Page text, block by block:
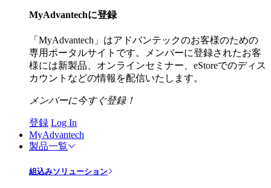
MyAdvantechに登録
「MyAdvantech」はアドバンテックのお客様のための
専用ポータルサイトです。メンバーに登録されたお客
様には新製品、オンラインセミナー、eStoreでのディス
カウントなどの情報を配信いたします。
メンバーに今すぐ登録！
登録 Log In
MyAdvantech
製品一覧
組込みソリューション